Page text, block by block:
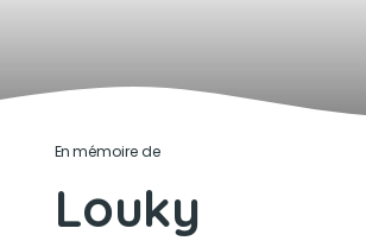
En mémoire de
Louky